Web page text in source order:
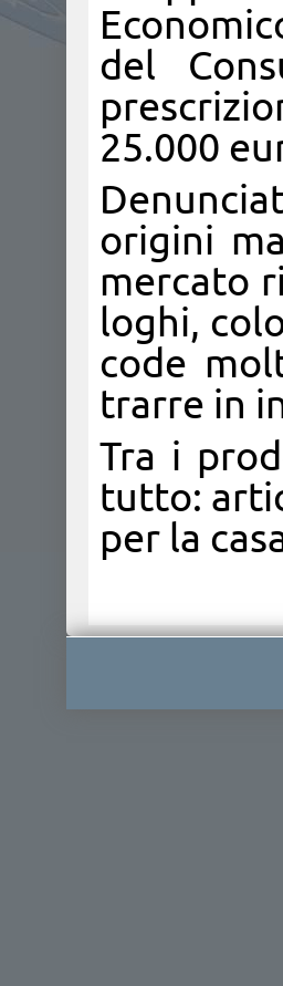
del
25.000
origini
mercato
loghi,
code
trarre in
Tra i
tutto:
per la